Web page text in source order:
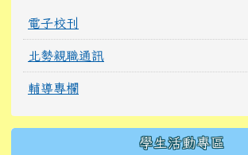
電子校刊
北勢親職通訊
輔導專欄
學生活動專區